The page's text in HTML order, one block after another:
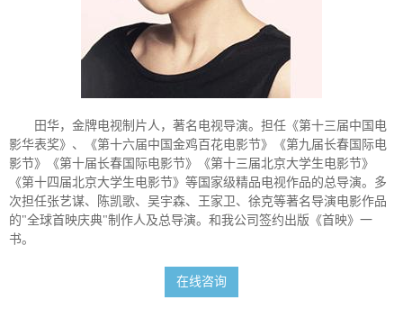
田华，金牌电视制片人，著名电视导演。担任《第十三届中国电
影华表奖》、《第十六届中国金鸡百花电影节》《第九届长春国际电
影节》《第十届长春国际电影节》《第十三届北京大学生电影节》
《第十四届北京大学生电影节》等国家级精品电视作品的总导演。多
次担任张艺谋、陈凯歌、吴宇森、王家卫、徐克等著名导演电影作品
的"全球首映庆典"制作人及总导演。和我公司签约出版《首映》一
书。
在线咨询